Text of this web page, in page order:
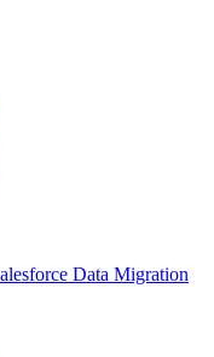
Data Migration